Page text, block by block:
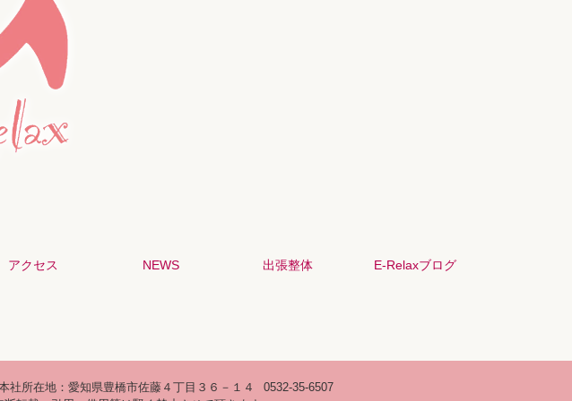
アクセス NEWS 出張整体 E-Relaxブログ
社所在地：愛知県豊橋市佐藤４丁目３６－１４
0532-35-6507